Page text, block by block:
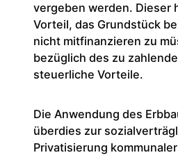
vergeben werden. Dieser
Vorteil, das Grundstück
nicht mitfinanzieren zu
bezüglich des zu
steuerliche Vorteile.
Die Anwendung des
überdies zur
Privatisierung kommunaler